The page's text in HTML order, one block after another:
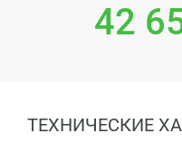
42
ТЕХНИЧЕСКИЕ